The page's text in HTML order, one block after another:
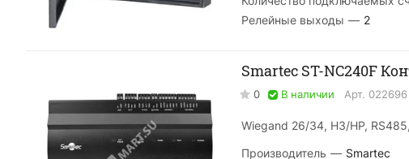
Релейные выходы — 2
Smartec ST-NC240F
0 В наличии Арт. 022696
Wiegand 26/34, НЗ/НР,
Производитель — Smartec